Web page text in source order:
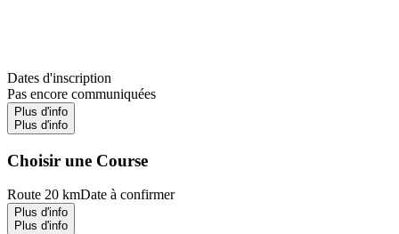
Dates d'inscription
Pas encore communiquées
Plus d'info
Plus d'info
Choisir une Course
Route 20 kmDate à confirmer
Plus d'info
Plus d'info